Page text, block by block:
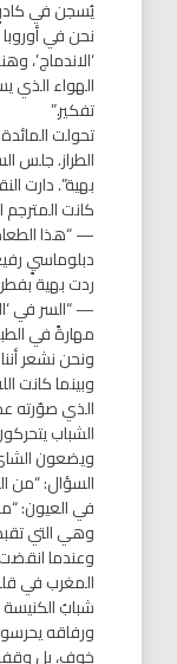
يُسجن في كادرٍ
نحن في
‘الاندماج’،
الهواء الذي
تفكير.”
تحولت
الطراز. جلس
بهية”. دارت
كانت المترجم
— “هذا
دبلوماسيٍ
ردت بهية
— “السر في
مهارةً في
ونحن نشعر
وبينما كانت
الذي صوّرته
الشباب
ويضعون
السؤال: “من
في العيون:
وهي التي
وعندما
المغرب في
شبابُ
ورفاقه
خوف، بل